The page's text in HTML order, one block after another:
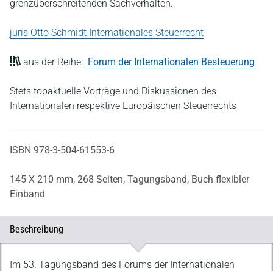
grenzüberschreitenden Sachverhalten.
juris Otto Schmidt Internationales Steuerrecht
aus der Reihe: Forum der Internationalen Besteuerung
Stets topaktuelle Vorträge und Diskussionen des
Internationalen respektive Europäischen Steuerrechts
ISBN 978-3-504-61553-6
145 X 210 mm, 268 Seiten, Tagungsband, Buch flexibler
Einband
Beschreibung
Beschreibung
Im 53. Tagungsband des Forums der Internationalen